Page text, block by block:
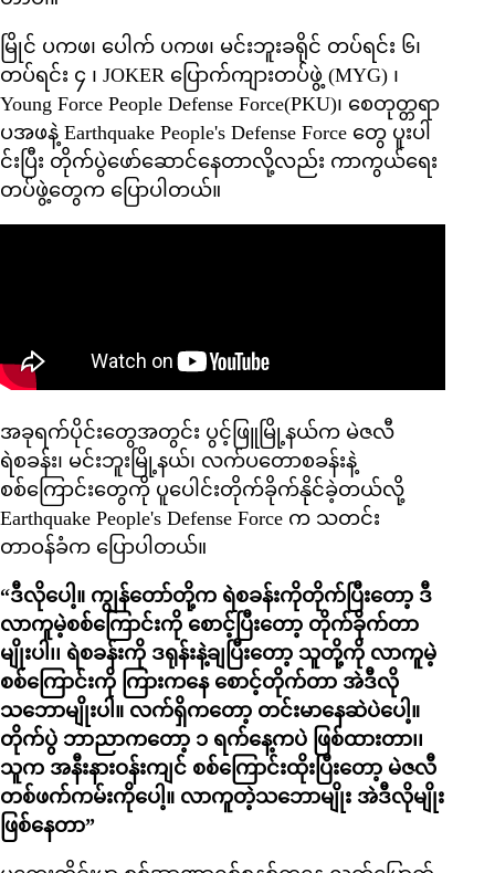
မြိုင် ပကဖ၊ ပေါက် ပကဖ၊ မင်းဘူးခရိုင် တပ်ရင်း ၆၊
တပ်ရင်း ၄ ၊ JOKER ပြောက်ကျားတပ်ဖွဲ့ (MYG) ၊
Young Force People Defense Force(PKU)၊ စေတုတ္တရာ
ပအဖနဲ့ Earthquake People's Defense Force တွေ ပူးပါ
င်းပြီး တိုက်ပွဲဖော်ဆောင်နေတာလို့လည်း ကာကွယ်ရေး
တပ်ဖွဲ့တွေက ပြောပါတယ်။
အခုရက်ပိုင်းတွေအတွင်း ပွင့်ဖြူမြို့နယ်က မဲဇလီ
ရဲစခန်း၊ မင်းဘူးမြို့နယ်၊ လက်ပတောစခန်းနဲ့
စစ်ကြောင်းတွေကို ပူပေါင်းတိုက်ခိုက်နိုင်ခဲ့တယ်လို့
Earthquake People's Defense Force က သတင်း
တာဝန်ခံက ပြောပါတယ်။
“ဒီလိုပေါ့။ ကျွန်တော်တို့က ရဲစခန်းကိုတိုက်ပြီးတော့ ဒီ
လာကူမဲ့စစ်ကြောင်းကို စောင့်ပြီးတော့ တိုက်ခိုက်တာ
မျိုးပါ၊၊ ရဲစခန်းကို ဒရုန်းနဲ့ချပြီးတော့ သူတို့ကို လာကူမဲ့
စစ်ကြောင်းကို ကြားကနေ စောင့်တိုက်တာ အဲဒီလို
သဘောမျိုးပါ။ လက်ရှိကတော့ တင်းမာနေဆဲပဲပေါ့။
တိုက်ပွဲ ဘာညာကတော့ ၁ ရက်နေ့ကပဲ ဖြစ်ထားတာ၊၊
သူက အနီးနားဝန်းကျင် စစ်ကြောင်းထိုးပြီးတော့ မဲဇလီ
တစ်ဖက်ကမ်းကိုပေါ့။ လာကူတဲ့သဘောမျိုး အဲဒီလိုမျိုး
ဖြစ်နေတာ”